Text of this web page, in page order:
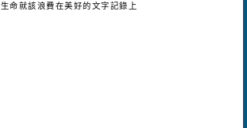
生命就該浪費在美好的文字記錄上